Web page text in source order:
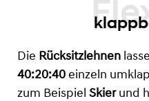
Die Rücksitzlehnen
40:20:40 einzeln
zum Beispiel Skierund